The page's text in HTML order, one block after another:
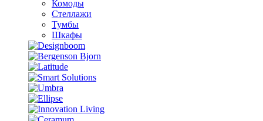
Комоды
Стеллажи
Тумбы
Шкафы